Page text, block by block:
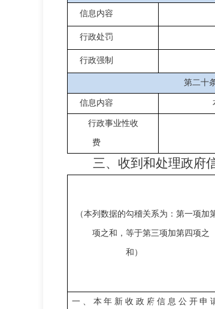
信息内容
行政处罚
行政强制
第二十
信息内容
行政事业性收
费
三、收到和处理政府
（本列数据的勾稽关系为：第一项加
项之和，等于第三项加第四项之
和）
一、本年新收政府信息公开申